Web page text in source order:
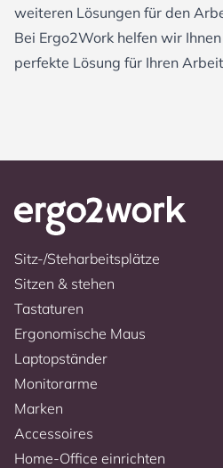
weiteren Lösungen für den
Bei Ergo2Work helfen wir
perfekte Lösung für Ihren
Sitz-/Steharbeitsplätze
Sitzen & stehen
Tastaturen
Ergonomische Maus
Laptopständer
Monitorarme
Marken
Accessoires
Home-Office einrichten